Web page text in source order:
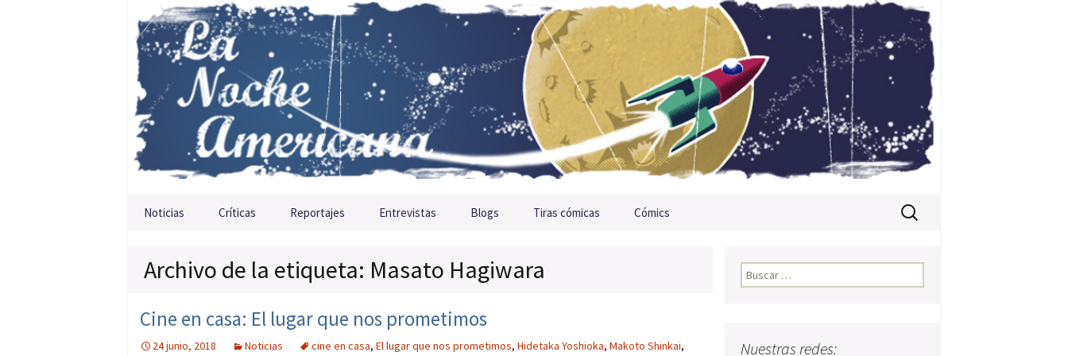
Saltar al contenido
Noticias Críticas Reportajes Entrevistas Blogs Tiras cómicas Cómics Buscar:
Archivo de la etiqueta: Masato Hagiwara
Cine en casa: El lugar que nos prometimos
24 junio, 2018 Noticias cine en casa, El lugar que nos prometimos, Hidetaka Yoshioka, Makoto Shinkai,
Buscar:
Nuestras redes: